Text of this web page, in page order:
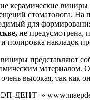
керамические виниры
стоматолога. На
для
не предусмотрена,
полировка накладок
представляют
материалом.
высокая, так как
ДЕНТ+»